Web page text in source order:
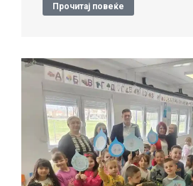
Прочитај повеќе